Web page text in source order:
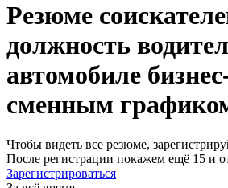
Резюме
должность
автомобиле
сменным
Чтобы видеть все резюме,
После регистрации покажем ещё 15 и
Зарегистрироваться